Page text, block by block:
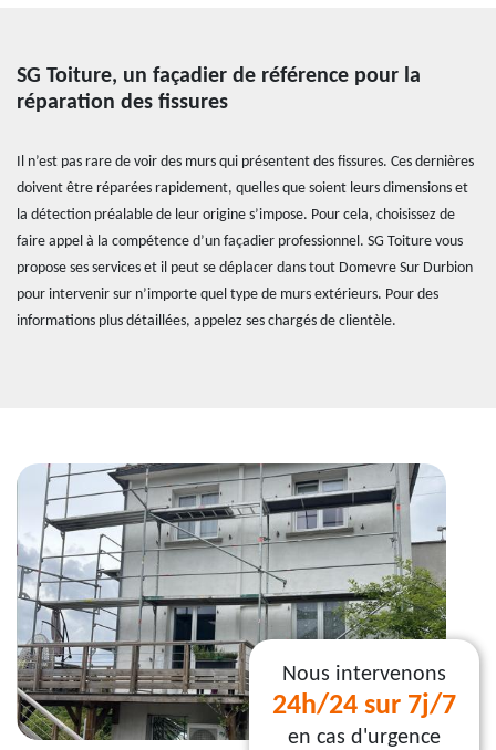
SG Toiture, un façadier de référence pour la
réparation des fissures
Il n’est pas rare de voir des murs qui présentent des fissures. Ces dernières
doivent être réparées rapidement, quelles que soient leurs dimensions et
la détection préalable de leur origine s’impose. Pour cela, choisissez de
faire appel à la compétence d’un façadier professionnel. SG Toiture vous
propose ses services et il peut se déplacer dans tout Domevre Sur Durbion
pour intervenir sur n’importe quel type de murs extérieurs. Pour des
informations plus détaillées, appelez ses chargés de clientèle.
Nous intervenons
24h/24 sur 7j/7
en cas d'urgence